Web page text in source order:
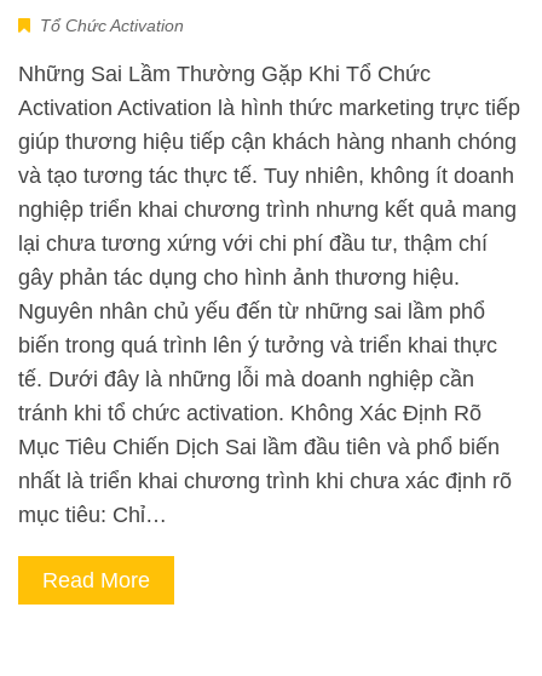
Tổ Chức Activation
Những Sai Lầm Thường Gặp Khi Tổ Chức
Activation Activation là hình thức marketing trực tiếp
giúp thương hiệu tiếp cận khách hàng nhanh chóng
và tạo tương tác thực tế. Tuy nhiên, không ít doanh
nghiệp triển khai chương trình nhưng kết quả mang
lại chưa tương xứng với chi phí đầu tư, thậm chí
gây phản tác dụng cho hình ảnh thương hiệu.
Nguyên nhân chủ yếu đến từ những sai lầm phổ
biến trong quá trình lên ý tưởng và triển khai thực
tế. Dưới đây là những lỗi mà doanh nghiệp cần
tránh khi tổ chức activation. Không Xác Định Rõ
Mục Tiêu Chiến Dịch Sai lầm đầu tiên và phổ biến
nhất là triển khai chương trình khi chưa xác định rõ
mục tiêu: Chỉ…
Read More